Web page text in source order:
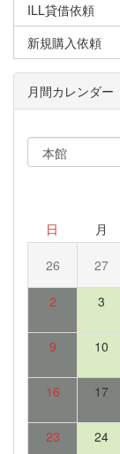
ILL貸借依頼
新規購入依頼
月間カレンダー
日 月
26 27
2 3
9 10
16 17
23 24